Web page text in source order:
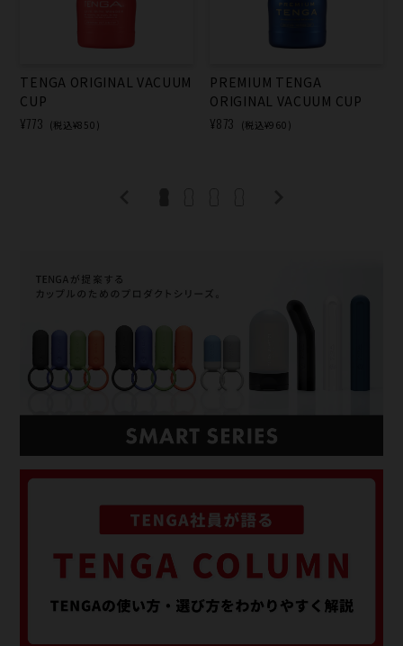
TENGA ORIGINAL VACUUM
CUP
¥773 (税込¥850)
PREMIUM TENGA
ORIGINAL VACUUM CUP
¥873 (税込¥960)